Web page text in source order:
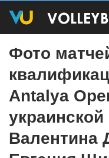
Фото
Antalya
Валентина